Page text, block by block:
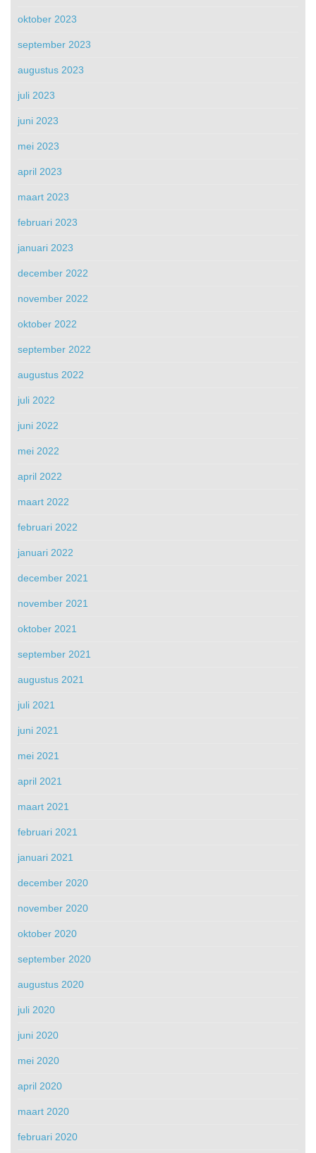
oktober 2023
september 2023
augustus 2023
juli 2023
juni 2023
mei 2023
april 2023
maart 2023
februari 2023
januari 2023
december 2022
november 2022
oktober 2022
september 2022
augustus 2022
juli 2022
juni 2022
mei 2022
april 2022
maart 2022
februari 2022
januari 2022
december 2021
november 2021
oktober 2021
september 2021
augustus 2021
juli 2021
juni 2021
mei 2021
april 2021
maart 2021
februari 2021
januari 2021
december 2020
november 2020
oktober 2020
september 2020
augustus 2020
juli 2020
juni 2020
mei 2020
april 2020
maart 2020
februari 2020